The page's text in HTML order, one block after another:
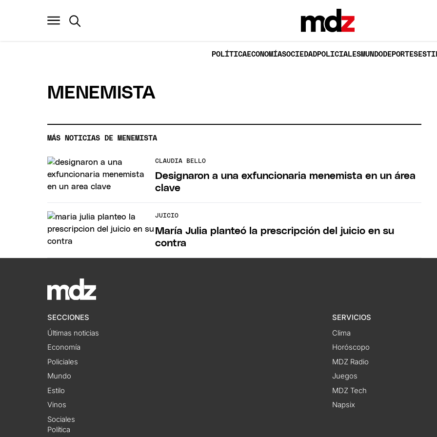
POLÍTICAECONOMÍASOCIEDADPOLICIALESMUNDODEPORTES
MENEMISTA
MÁS NOTICIAS DE MENEMISTA
CLAUDIA BELLO
Designaron a una exfuncionaria menemista en un área
clave
JUICIO
María Julia planteó la prescripción del juicio en su
contra
SECCIONES
Últimas noticias
Economía
Policiales
Mundo
Estilo
Vinos
Sociales
Política
SERVICIOS
Clima
Horóscopo
MDZ Radio
Juegos
MDZ Tech
Napsix